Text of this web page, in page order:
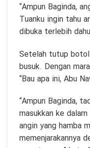
“Ampun Baginda,
Tuanku ingin tahu
dibuka terlebih
Setelah tutup botol
busuk. Dengan
“Bau apa ini, Abu
“Ampun Baginda,
masukkan ke
angin yang hamba
memenjarakannya